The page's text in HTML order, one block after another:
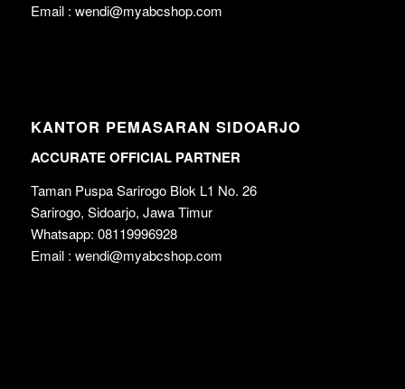
Email : wendi@myabcshop.com
KANTOR PEMASARAN SIDOARJO
ACCURATE OFFICIAL PARTNER
Taman Puspa Sarirogo Blok L1 No. 26
Sarirogo, Sidoarjo, Jawa Timur
Whatsapp: 08119996928
Email : wendi@myabcshop.com